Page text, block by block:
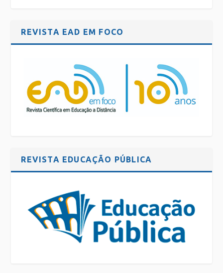
REVISTA EAD EM FOCO
REVISTA EDUCAÇÃO PÚBLICA